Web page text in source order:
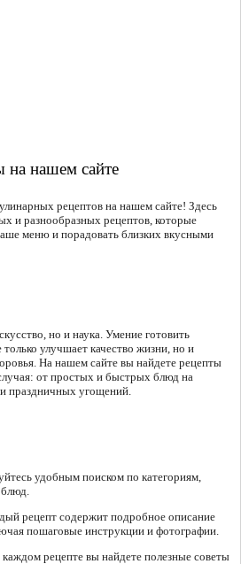
на нашем сайте
рецептов на нашем сайте! Здесь
и разнообразных рецептов, которые
меню и порадовать близких вкусными
но и наука. Умение готовить
улучшает качество жизни, но и
На нашем сайте вы найдете рецепты
от простых и быстрых блюд на
праздничных угощений.
удобным поиском по категориям,
рецепт содержит подробное описание
пошаговые инструкции и фотографии.
рецепте вы найдете полезные советы